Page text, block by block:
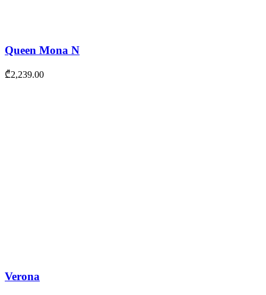
Queen Mona N
₾2,239.00
Verona